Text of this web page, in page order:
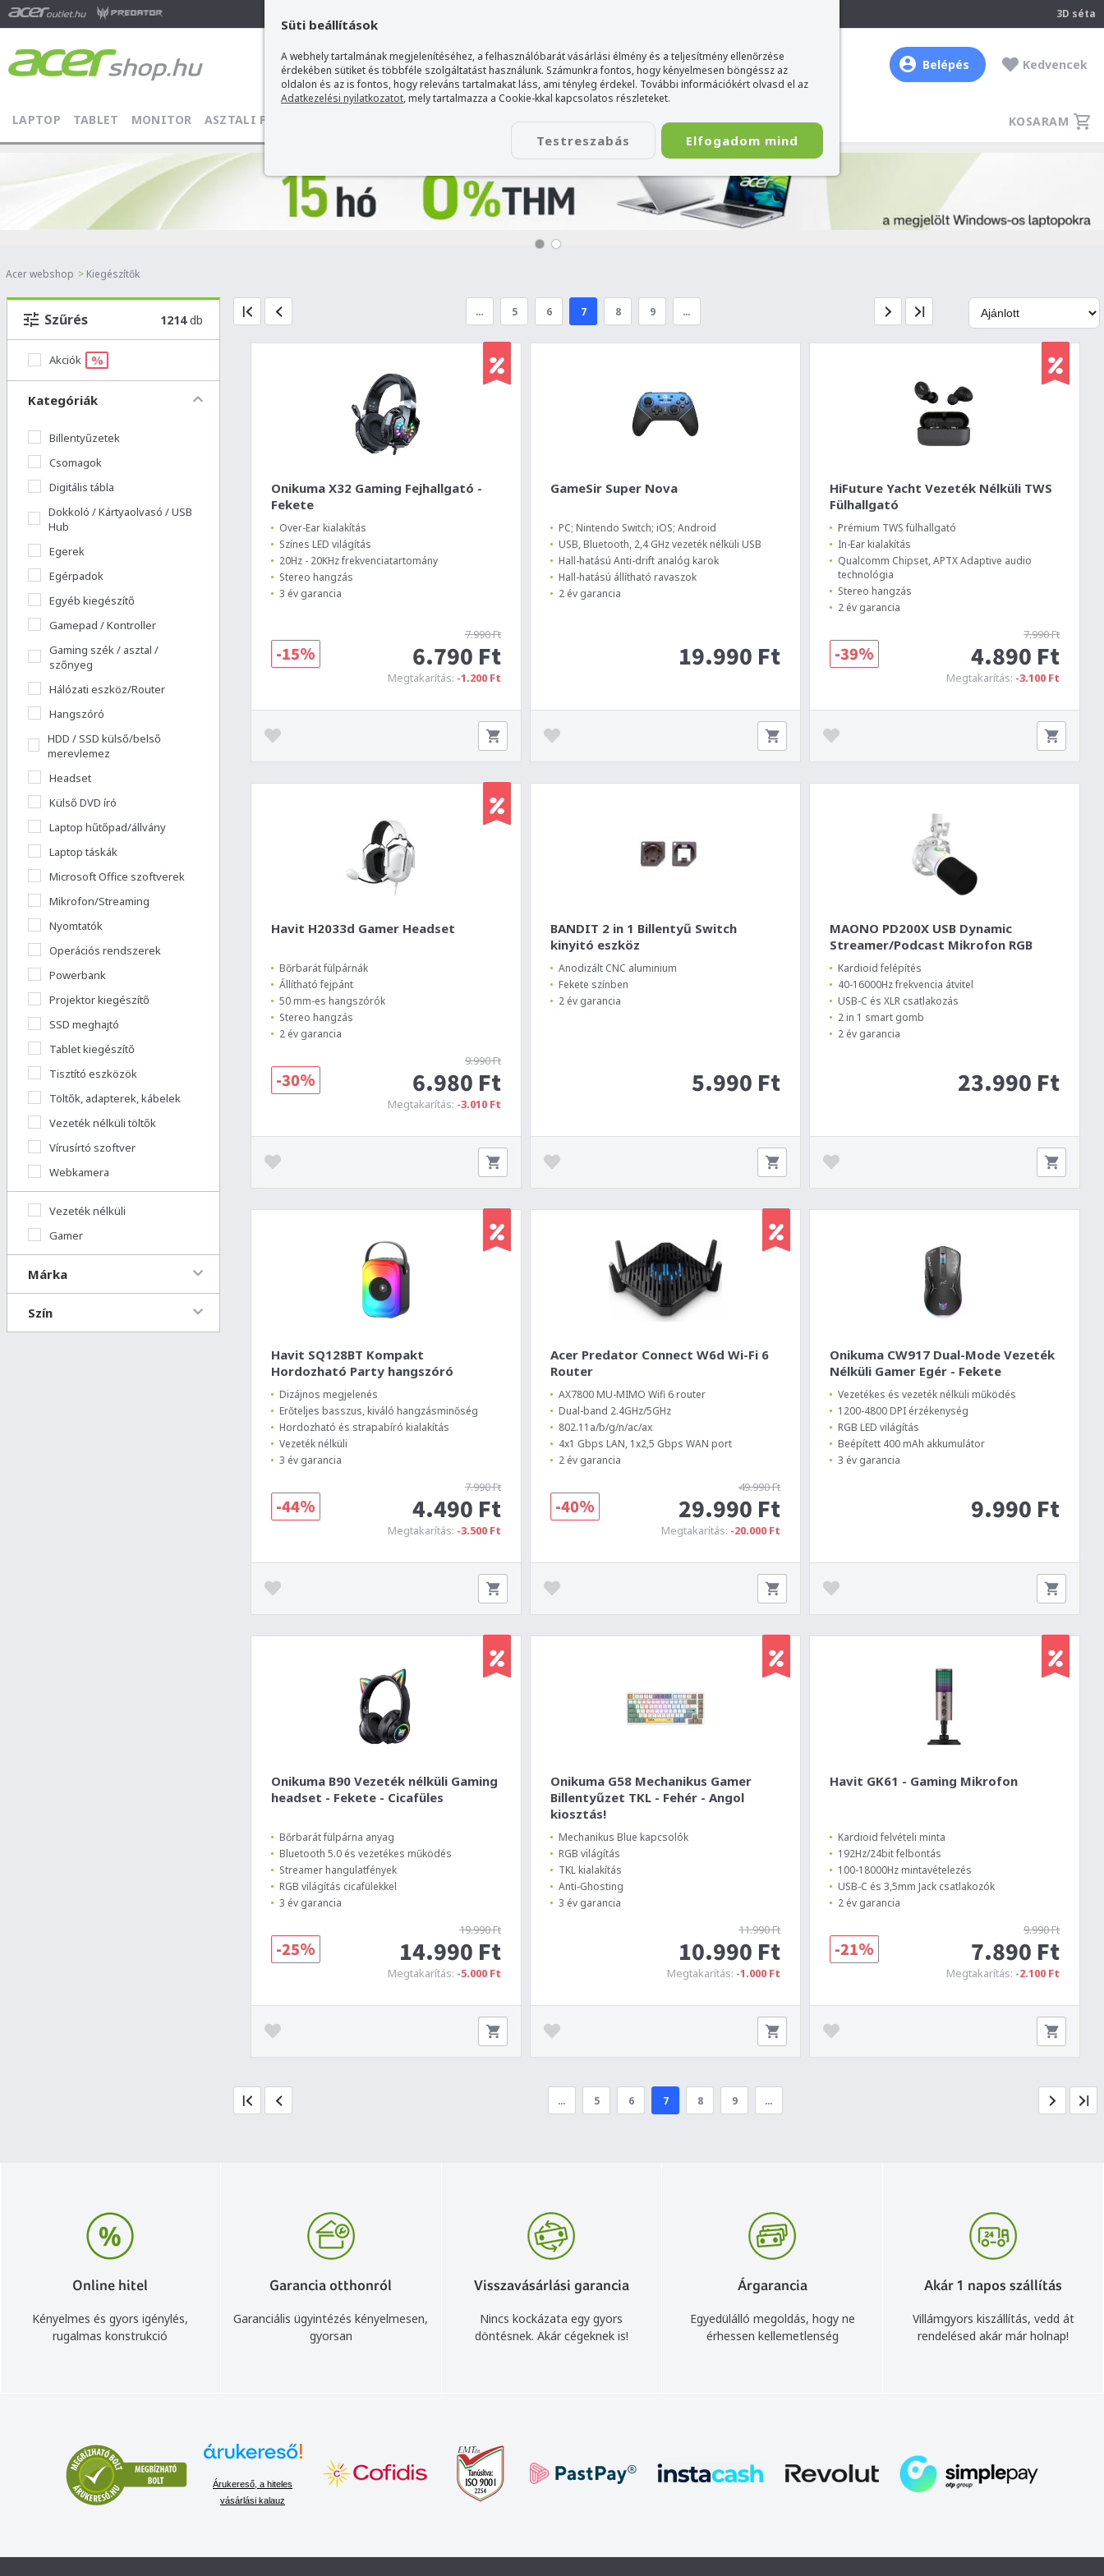
Süti beállítások
A webhely tartalmának megjelenítéséhez, a felhasználóbarát vásárlási élmény és a teljesítmény ellenőrzése
érdekében sütiket és többféle szolgáltatást használunk. Számunkra fontos, hogy kényelmesen böngéssz az
oldalon és az is fontos, hogy releváns tartalmakat láss, ami tényleg érdekel. További információkért olvasd el az
Adatkezelési nyilatkozatot, mely tartalmazza a Cookie-kkal kapcsolatos részleteket.
Testreszabás Elfogadom mind
3D séta
Belépés Kedvencek
LAPTOP TABLET MONITOR ASZTALI PC KIEGÉSZÍTŐ KAPCSOLAT KOSARAM
Acer webshop > Kiegészítők
Szűrés 1214db
Akciók %
Kategóriák
Billentyűzetek
Csomagok
Digitális tábla
Dokkoló / Kártyaolvasó / USB
Hub
Egerek
Egérpadok
Egyéb kiegészítő
Gamepad / Kontroller
Gaming szék / asztal /
szőnyeg
Hálózati eszköz/Router
Hangszóró
HDD / SSD külső/belső
merevlemez
Headset
Külső DVD író
Laptop hűtőpad/állvány
Laptop táskák
Microsoft Office szoftverek
Mikrofon/Streaming
Nyomtatók
Operációs rendszerek
Powerbank
Projektor kiegészítő
SSD meghajtó
Tablet kiegészítő
Tisztító eszközök
Töltők, adapterek, kábelek
Vezeték nélküli töltők
Vírusírtó szoftver
Webkamera
Vezeték nélküli
Gamer
Márka
Szín
… 5 6 7 8 9 …
Onikuma X32 Gaming Fejhallgató -
Fekete
Over-Ear kialakítás
Színes LED világítás
20Hz - 20KHz frekvenciatartomány
Stereo hangzás
3 év garancia
7.990 Ft
6.790 Ft
Megtakarítás: -1.200 Ft
-15%
GameSir Super Nova
PC; Nintendo Switch; iOS; Android
USB, Bluetooth, 2,4 GHz vezeték nélküli USB
Hall-hatású Anti-drift analóg karok
Hall-hatású állítható ravaszok
2 év garancia
19.990 Ft
HiFuture Yacht Vezeték Nélküli TWS
Fülhallgató
Prémium TWS fülhallgató
In-Ear kialakítás
Qualcomm Chipset, APTX Adaptive audio
technológia
Stereo hangzás
2 év garancia
7.990 Ft
4.890 Ft
Megtakarítás: -3.100 Ft
-39%
Havit H2033d Gamer Headset
Bőrbarát fülpárnák
Állítható fejpánt
50 mm-es hangszórók
Stereo hangzás
2 év garancia
9.990 Ft
6.980 Ft
Megtakarítás: -3.010 Ft
-30%
BANDIT 2 in 1 Billentyű Switch
kinyitó eszköz
Anodizált CNC aluminium
Fekete színben
2 év garancia
5.990 Ft
MAONO PD200X USB Dynamic
Streamer/Podcast Mikrofon RGB
Kardioid felépítés
40-16000Hz frekvencia átvitel
USB-C és XLR csatlakozás
2 in 1 smart gomb
2 év garancia
23.990 Ft
Havit SQ128BT Kompakt
Hordozható Party hangszóró
Dizájnos megjelenés
Erőteljes basszus, kiváló hangzásminőség
Hordozható és strapabíró kialakítás
Vezeték nélküli
3 év garancia
7.990 Ft
4.490 Ft
Megtakarítás: -3.500 Ft
-44%
Acer Predator Connect W6d Wi-Fi 6
Router
AX7800 MU-MIMO Wifi 6 router
Dual-band 2.4GHz/5GHz
802.11a/b/g/n/ac/ax
4x1 Gbps LAN, 1x2,5 Gbps WAN port
2 év garancia
49.990 Ft
29.990 Ft
Megtakarítás: -20.000 Ft
-40%
Onikuma CW917 Dual-Mode Vezeték
Nélküli Gamer Egér - Fekete
Vezetékes és vezeték nélküli működés
1200-4800 DPI érzékenység
RGB LED világítás
Beépített 400 mAh akkumulátor
3 év garancia
9.990 Ft
Onikuma B90 Vezeték nélküli Gaming
headset - Fekete - Cicafüles
Bőrbarát fülpárna anyag
Bluetooth 5.0 és vezetékes működés
Streamer hangulatfények
RGB világítás cicafülekkel
3 év garancia
19.990 Ft
14.990 Ft
Megtakarítás: -5.000 Ft
-25%
Onikuma G58 Mechanikus Gamer
Billentyűzet TKL - Fehér - Angol
kiosztás!
Mechanikus Blue kapcsolók
RGB világítás
TKL kialakítás
Anti-Ghosting
3 év garancia
11.990 Ft
10.990 Ft
Megtakarítás: -1.000 Ft
Havit GK61 - Gaming Mikrofon
Kardioid felvételi minta
192Hz/24bit felbontás
100-18000Hz mintavételezés
USB-C és 3,5mm Jack csatlakozók
2 év garancia
9.990 Ft
7.890 Ft
Megtakarítás: -2.100 Ft
-21%
… 5 6 7 8 9 …
Online hitel
Kényelmes és gyors igénylés,
rugalmas konstrukció
Garancia otthonról
Garanciális ügyintézés kényelmesen,
gyorsan
Visszavásárlási garancia
Nincs kockázata egy gyors
döntésnek. Akár cégeknek is!
Árgarancia
Egyedülálló megoldás, hogy ne
érhessen kellemetlenség
Akár 1 napos szállítás
Villámgyors kiszállítás, vedd át
rendelésed akár már holnap!
Árukereső, a hiteles
vásárlási kalauz